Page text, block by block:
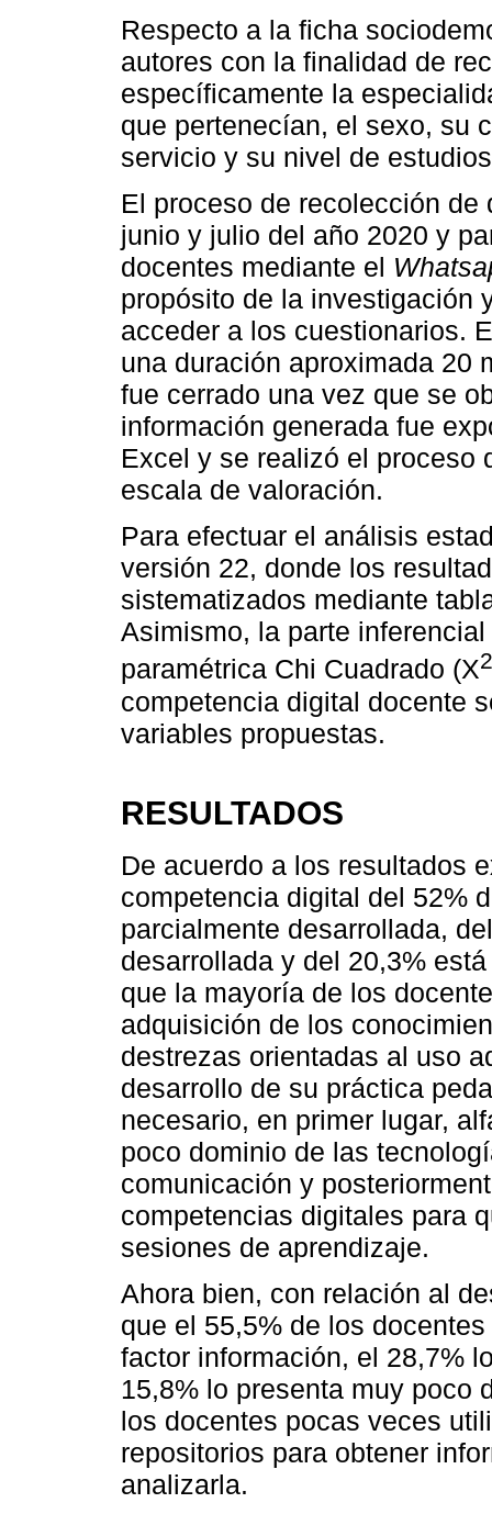
Respecto a la ficha
autores con la finalidad de
específicamente la
que pertenecían, el sexo, su
servicio y su nivel de
El proceso de recolección
junio y julio del año 2020 y
docentes mediante el
propósito de la investigación
acceder a los cuestionarios.
una duración aproximada 20
fue cerrado una vez que se
información generada fue
Excel y se realizó el proceso
escala de valoración.
Para efectuar el análisis
versión 22, donde los
sistematizados mediante
Asimismo, la parte
paramétrica Chi Cuadrado (X2
competencia digital docente
variables propuestas.
RESULTADOS
De acuerdo a los resultados
competencia digital del 52%
parcialmente desarrollada,
desarrollada y del 20,3%
que la mayoría de los
adquisición de los
destrezas orientadas al uso
desarrollo de su práctica
necesario, en primer lugar,
poco dominio de las
comunicación y
competencias digitales para
sesiones de aprendizaje.
Ahora bien, con relación al
que el 55,5% de los
factor información, el 28,7%
15,8% lo presenta muy poco
los docentes pocas veces
repositorios para obtener
analizarla.